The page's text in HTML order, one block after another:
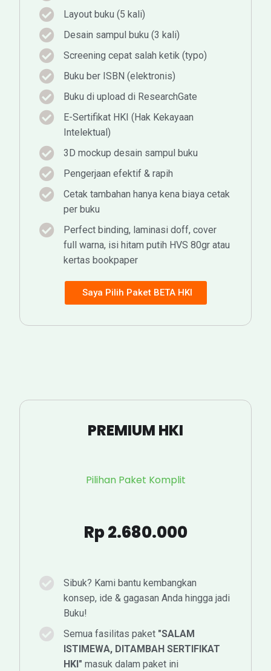
Layout buku (5 kali)
Desain sampul buku (3 kali)
Screening cepat salah ketik (typo)
Buku ber ISBN (elektronis)
Buku di upload di ResearchGate
E-Sertifikat HKI (Hak Kekayaan
Intelektual)
3D mockup desain sampul buku
Pengerjaan efektif & rapih
Cetak tambahan hanya kena biaya cetak
per buku
Perfect binding, laminasi doff, cover
full warna, isi hitam putih HVS 80gr atau
kertas bookpaper
Saya Pilih Paket BETA HKI
PREMIUM HKI
Pilihan Paket Komplit
Rp 2.680.000
Sibuk? Kami bantu kembangkan
konsep, ide & gagasan Anda hingga jadi
Buku!
Semua fasilitas paket "SALAM
ISTIMEWA, DITAMBAH SERTIFIKAT
HKI"masuk dalam paket ini